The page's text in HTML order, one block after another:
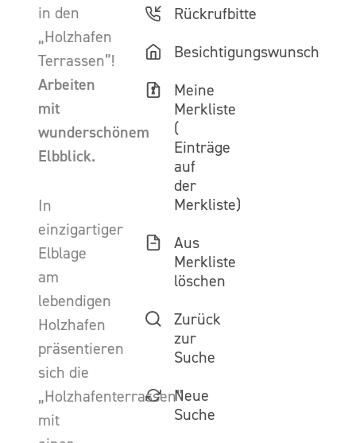
in den
„Holzhafen
Terrassen”!
Arbeiten
mit
wunderschönem
Elbblick.
In
einzigartiger
Elblage
am
lebendigen
Holzhafen
präsentieren
sich die
„Holzhafenterrassen”
mit
Rückrufbitte
Besichtigungswunsch
Meine
Merkliste
(
Einträge
auf
der
Merkliste)
Aus
Merkliste
löschen
Zurück
zur
Suche
Neue
Suche